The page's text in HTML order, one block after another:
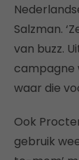
Salzman.
van buzz.
campagne
waar die
Ook
gebruik